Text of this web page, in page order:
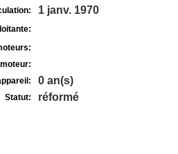
1 janv. 1970
0 an(s)
Statut: réformé